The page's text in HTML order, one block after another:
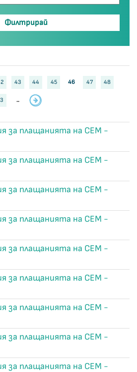
43 44 45 46 47 48
..
за плащанията на СЕМ -
за плащанията на СЕМ -
за плащанията на СЕМ -
за плащанията на СЕМ -
за плащанията на СЕМ -
за плащанията на СЕМ -
за плащанията на СЕМ -
за плащанията на СЕМ -
за плащанията на СЕМ -